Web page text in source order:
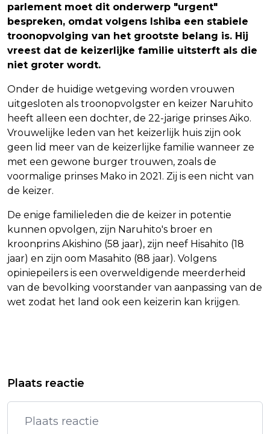
parlement moet dit onderwerp "urgent"
bespreken, omdat volgens Ishiba een stabiele
troonopvolging van het grootste belang is. Hij
vreest dat de keizerlijke familie uitsterft als die
niet groter wordt.
Onder de huidige wetgeving worden vrouwen
uitgesloten als troonopvolgster en keizer Naruhito
heeft alleen een dochter, de 22-jarige prinses Aiko.
Vrouwelijke leden van het keizerlijk huis zijn ook
geen lid meer van de keizerlijke familie wanneer ze
met een gewone burger trouwen, zoals de
voormalige prinses Mako in 2021. Zij is een nicht van
de keizer.
De enige familieleden die de keizer in potentie
kunnen opvolgen, zijn Naruhito's broer en
kroonprins Akishino (58 jaar), zijn neef Hisahito (18
jaar) en zijn oom Masahito (88 jaar). Volgens
opiniepeilers is een overweldigende meerderheid
van de bevolking voorstander van aanpassing van de
wet zodat het land ook een keizerin kan krijgen.
- WATERPOORT - HOORN
KEIJZER ZIET GEEN BEZWAAR TEGEN
'TERUGKEERBORDEN' IN AZC'S
Plaats reactie